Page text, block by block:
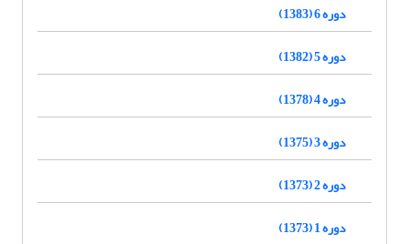
دوره 6 (1383)
دوره 5 (1382)
دوره 4 (1378)
دوره 3 (1375)
دوره 2 (1373)
دوره 1 (1373)